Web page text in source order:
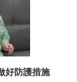
好防護措施